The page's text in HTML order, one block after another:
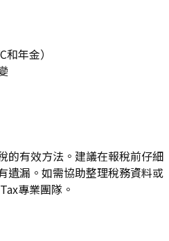
年金）
的有效方法。建議在報稅前仔細
遺漏。如需協助整理稅務資料或
專業團隊。